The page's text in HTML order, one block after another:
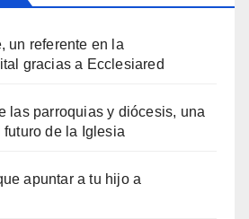
un referente en la
gracias a Ecclesiared
las parroquias y diócesis, una
de la Iglesia
apuntar a tu hijo a